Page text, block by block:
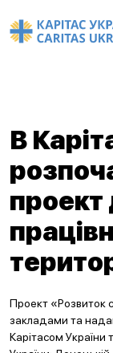
В
проект
Проект «Розвиток
закладами та
Карітасом України